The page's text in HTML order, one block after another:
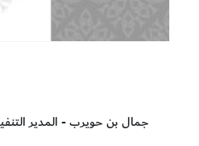
جمال بن حويرب - المدير